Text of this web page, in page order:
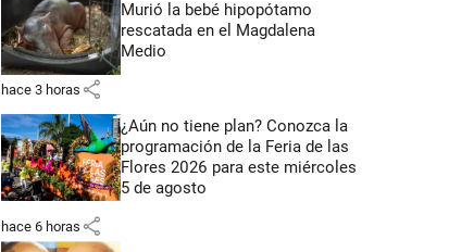
Murió la bebé hipopótamo
rescatada en el Magdalena
Medio
hace 3 horas share
¿Aún no tiene plan? Conozca la
programación de la Feria de las
Flores 2026 para este miércoles
5 de agosto
hace 6 horas share